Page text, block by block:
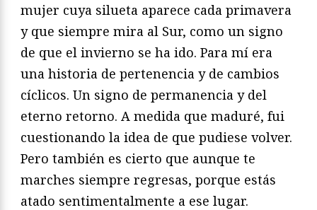
mujer cuya silueta aparece cada primavera
y que siempre mira al Sur, como un signo
de que el invierno se ha ido. Para mí era
una historia de pertenencia y de cambios
cíclicos. Un signo de permanencia y del
eterno retorno. A medida que maduré, fui
cuestionando la idea de que pudiese volver.
Pero también es cierto que aunque te
marches siempre regresas, porque estás
atado sentimentalmente a ese lugar.